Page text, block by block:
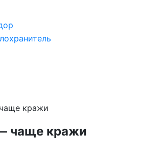
кражи
чаще кражи